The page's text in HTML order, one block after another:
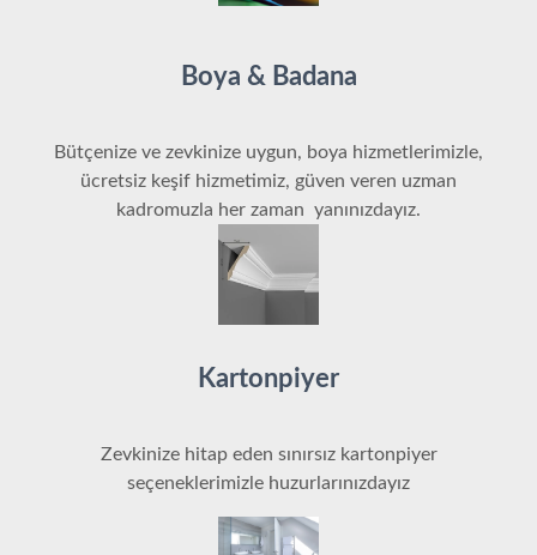
Boya & Badana
Bütçenize ve zevkinize uygun, boya hizmetlerimizle,
ücretsiz keşif hizmetimiz, güven veren uzman
kadromuzla her zaman yanınızdayız.
Kartonpiyer
Zevkinize hitap eden sınırsız kartonpiyer
seçeneklerimizle huzurlarınızdayız